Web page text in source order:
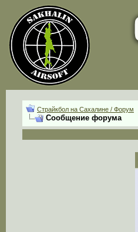
Страйкбол на Сахалине / Форум
Сообщение форума